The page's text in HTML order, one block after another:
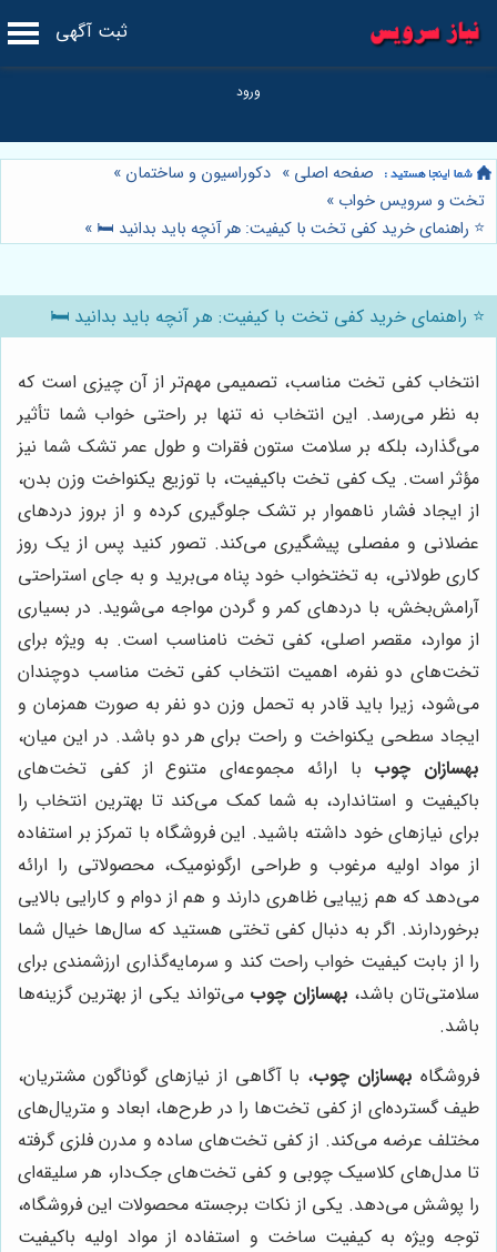
ثبت آگهی
صفحه اصلی » دکوراسیون و ساختمان »
تخت و سرویس خواب »
⭐️ راهنمای خرید کفی تخت با کیفیت: هر آنچه باید بدانید 🛏️ »
⭐️ راهنمای خرید کفی تخت با کیفیت: هر آنچه باید بدانید 🛏️
انتخاب کفی تخت مناسب، تصمیمی مهم‌تر از آن چیزی است که
به نظر می‌رسد. این انتخاب نه تنها بر راحتی خواب شما تأثیر
می‌گذارد، بلکه بر سلامت ستون فقرات و طول عمر تشک شما نیز
مؤثر است. یک کفی تخت باکیفیت، با توزیع یکنواخت وزن بدن،
از ایجاد فشار ناهموار بر تشک جلوگیری کرده و از بروز دردهای
عضلانی و مفصلی پیشگیری می‌کند. تصور کنید پس از یک روز
کاری طولانی، به تختخواب خود پناه می‌برید و به جای استراحتی
آرامش‌بخش، با دردهای کمر و گردن مواجه می‌شوید. در بسیاری
از موارد، مقصر اصلی، کفی تخت نامناسب است. به ویژه برای
تخت‌های دو نفره، اهمیت انتخاب کفی تخت مناسب دوچندان
می‌شود، زیرا باید قادر به تحمل وزن دو نفر به صورت همزمان و
ایجاد سطحی یکنواخت و راحت برای هر دو باشد. در این میان،
بهسازان چوب با ارائه مجموعه‌ای متنوع از کفی تخت‌های
باکیفیت و استاندارد، به شما کمک می‌کند تا بهترین انتخاب را
برای نیازهای خود داشته باشید. این فروشگاه با تمرکز بر استفاده
از مواد اولیه مرغوب و طراحی ارگونومیک، محصولاتی را ارائه
می‌دهد که هم زیبایی ظاهری دارند و هم از دوام و کارایی بالایی
برخوردارند. اگر به دنبال کفی تختی هستید که سال‌ها خیال شما
را از بابت کیفیت خواب راحت کند و سرمایه‌گذاری ارزشمندی برای
سلامتی‌تان باشد، بهسازان چوب می‌تواند یکی از بهترین گزینه‌ها
باشد.
فروشگاه بهسازان چوب، با آگاهی از نیازهای گوناگون مشتریان،
طیف گسترده‌ای از کفی تخت‌ها را در طرح‌ها، ابعاد و متریال‌های
مختلف عرضه می‌کند. از کفی تخت‌های ساده و مدرن فلزی گرفته
تا مدل‌های کلاسیک چوبی و کفی تخت‌های جک‌دار، هر سلیقه‌ای
را پوشش می‌دهد. یکی از نکات برجسته محصولات این فروشگاه،
توجه ویژه به کیفیت ساخت و استفاده از مواد اولیه باکیفیت